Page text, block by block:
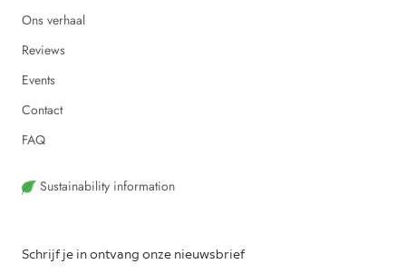
Ons verhaal
Reviews
Events
Contact
FAQ
Sustainability information
Schrijf je in ontvang onze nieuwsbrief